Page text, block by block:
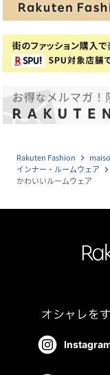
Rakuten Fashion navigate_next
インナー・ルームウェア navigate_next
かわいいルームウェア